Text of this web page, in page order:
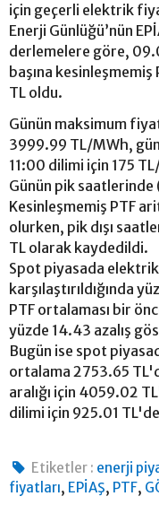
için geçerli elektrik
Enerji Günlüğü’nün
derlemelere göre,
başına
TL oldu.
Günün maksimum
3999.99 TL/MWh,
11:00 dilimi için 175
Günün pik
Kesinleşmemiş PTF
olurken, pik dışı
TL olarak kaydedildi.
Spot piyasada
karşılaştırıldığında
PTF ortalaması bir
yüzde 14.43 azalış
Bugün ise spot
ortalama 2753.65
aralığı için 4059.02
dilimi için 925.01
Etiketler : enerji
fiyatları, EPİAŞ, PTF,